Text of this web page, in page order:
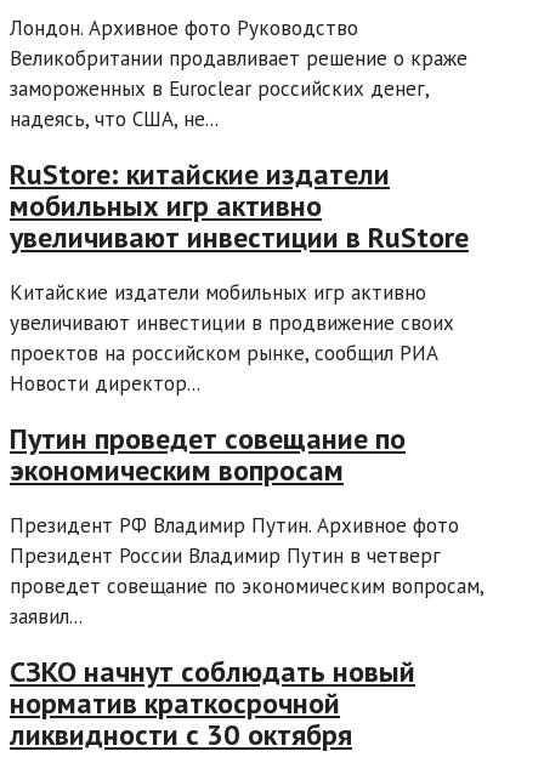
Лондон. Архивное фото Руководство
Великобритании продавливает решение о краже
замороженных в Euroclear российских денег,
надеясь, что США, не...
RuStore: китайские издатели
мобильных игр активно
увеличивают инвестиции в RuStore
Китайские издатели мобильных игр активно
увеличивают инвестиции в продвижение своих
проектов на российском рынке, сообщил РИА
Новости директор...
Путин проведет совещание по
экономическим вопросам
Президент РФ Владимир Путин. Архивное фото
Президент России Владимир Путин в четверг
проведет совещание по экономическим вопросам,
заявил...
СЗКО начнут соблюдать новый
норматив краткосрочной
ликвидности с 30 октября